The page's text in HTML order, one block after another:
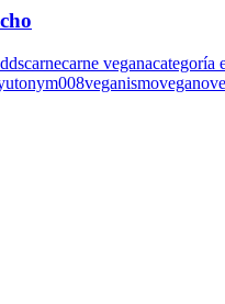
carnecarne veganacategoría
utonym008veganismovegano